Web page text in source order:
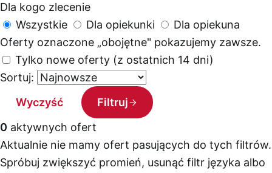
Dla kogo zlecenie
Wszystkie
Dla opiekunki
Dla opiekuna
Oferty oznaczone „obojętne" pokazujemy zawsze.
Tylko nowe oferty (z ostatnich 14 dni)
Sortuj:
Wyczyść
Filtruj
0 aktywnych ofert
Aktualnie nie mamy ofert pasujących do tych filtrów.
Spróbuj zwiększyć promień, usunąć filtr języka albo